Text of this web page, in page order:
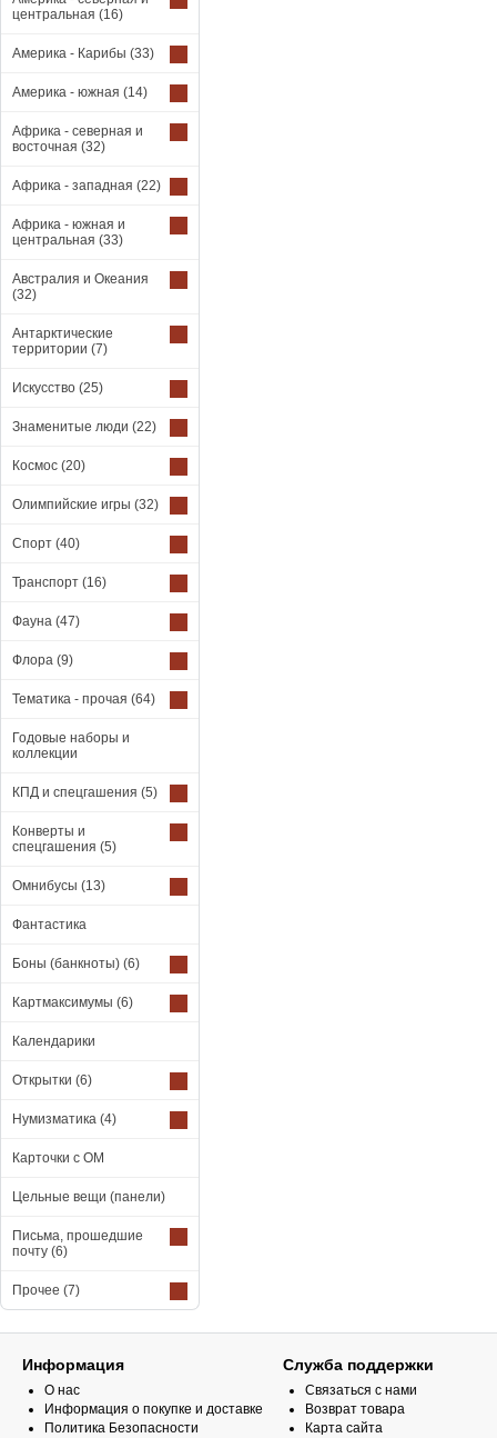
центральная (16)
Америка - Карибы (33)
Америка - южная (14)
Африка - северная и
восточная (32)
Африка - западная (22)
Африка - южная и
центральная (33)
Австралия и Океания
(32)
Антарктические
территории (7)
Искусство (25)
Знаменитые люди (22)
Космос (20)
Олимпийские игры (32)
Спорт (40)
Транспорт (16)
Фауна (47)
Флора (9)
Тематика - прочая (64)
Годовые наборы и
коллекции
КПД и спецгашения (5)
Конверты и
спецгашения (5)
Омнибусы (13)
Фантастика
Боны (банкноты) (6)
Картмаксимумы (6)
Календарики
Открытки (6)
Нумизматика (4)
Карточки с ОМ
Цельные вещи (панели)
Письма, прошедшие
почту (6)
Прочее (7)
Информация
О нас
Информация о покупке и доставке
Политика Безопасности
Служба поддержки
Связаться с нами
Возврат товара
Карта сайта